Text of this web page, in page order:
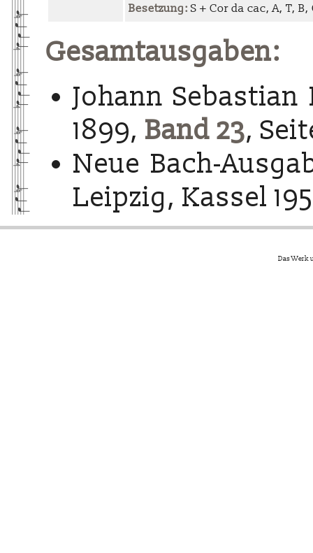
Besetzung: S + Cor da cac, A, T,
Gesamtausgaben:
Johann Sebastian
1899, Band 23,
Neue Bach-
Leipzig, Kassel
Das Werk